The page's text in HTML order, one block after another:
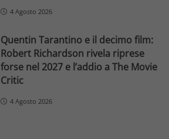
4 Agosto 2026
Quentin Tarantino e il decimo film:
Robert Richardson rivela riprese
forse nel 2027 e l’addio a The Movie
Critic
4 Agosto 2026